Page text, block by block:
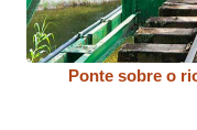
Ponte sobre o